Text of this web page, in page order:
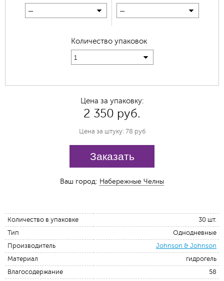
— —
Количество упаковок
1
Цена за упаковку:
2 350 руб.
Цена за штуку: 78 руб
Заказать
Ваш город: Набережные Челны
Количество в упаковке
30 шт.
Тип
Однодневные
Производитель
Johnson & Johnson
Материал
гидрогель
Влагосодержание
58